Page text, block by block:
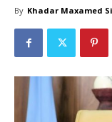
By Khadar Maxamed